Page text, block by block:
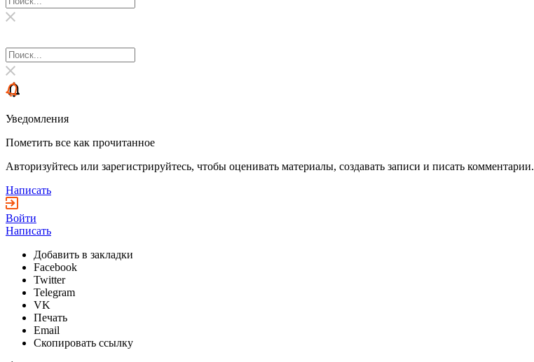
Уведомления
Пометить все как прочитанное
Авторизуйтесь или зарегистрируйтесь, чтобы оценивать материалы, создавать записи и писать комментарии.
Написать
Войти
Написать
Добавить в закладки
Facebook
Twitter
Telegram
VK
Печать
Email
Скопировать ссылку